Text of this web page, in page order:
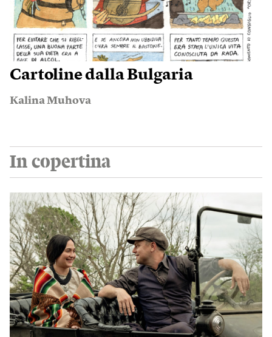
Cartoline dalla Bulgaria
Kalina Muhova
In copertina